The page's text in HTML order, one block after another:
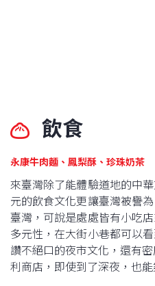
飲食
永康牛肉麵、鳳梨酥、珍珠奶茶
來臺灣除了能體驗道地的中
元的飲食文化更讓臺灣被譽
臺灣，可說是處處皆有小吃
多元性，在大街小巷都可以
讚不絕口的夜市文化，還有
利商店，即使到了深夜，也